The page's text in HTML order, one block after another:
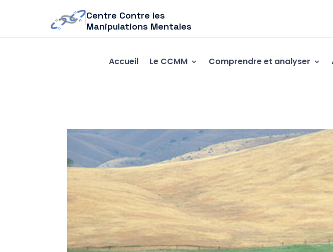
Centre Contre les
Manipulations Mentales
Accueil Le CCMM Comprendre et analyser